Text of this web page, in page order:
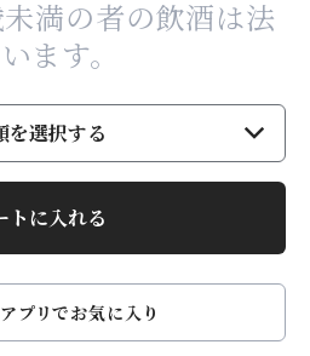
満の者の飲酒は法
ます。
を選択する
トに入れる
プリでお気に入り